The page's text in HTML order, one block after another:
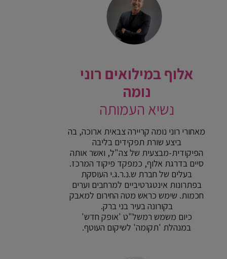
אלוף במילואים רוני
נומה
נשיא העמותה
מאחורי רוני נומה קריירה צבאית ארוכה, בה
ביצע שורת תפקידים בליבה
הפיקודית-מבצעית של צה"ל, ואשר אותה
סיים בדרגת אלוף, כמפקד פיקוד המרכז.
בעלים של חברת ש.נ.ר.ג.י העוסקת
בפתרונות אינטגרטיביים למרחבים וערים
חכמות. שימש כראש מטה החירום למאבק
בקורונה בעיר בני ברק.
כיום משמש רמשל"ט 'אופק חדש'
במנהלת 'תקומה' לשיקום העוטף.